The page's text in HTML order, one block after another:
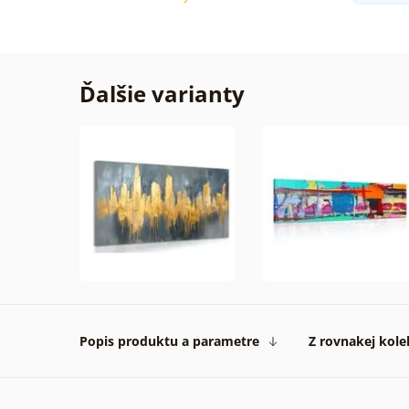
Ďalšie varianty
Popis produktu a parametre Z rovnakej